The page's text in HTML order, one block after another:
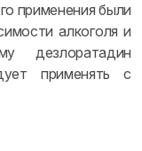
применения были
алкоголя и
дезлоратадин
применять с